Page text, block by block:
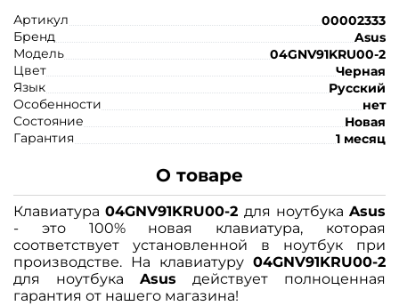
Артикул
00002333
Бренд
Asus
Модель
04GNV91KRU00-2
Цвет
Черная
Язык
Русский
Особенности
нет
Состояние
Новая
Гарантия
1 месяц
О товаре
Клавиатура04GNV91KRU00-2 для ноутбука Asus
- это 100% новая клавиатура, которая
соответствует установленной в ноутбук при
производстве. На клавиатуру 04GNV91KRU00-2
для ноутбука Asus действует полноценная
гарантия от нашего магазина!